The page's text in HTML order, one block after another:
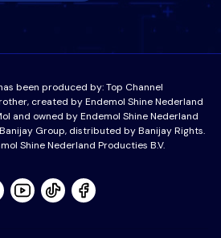
been produced by:Top Channel
created by Endemol Shine Nederland
and owned by Endemol Shine Nederland
Group, distributed by Banijay Rights.
Shine Nederland Producties B.V.